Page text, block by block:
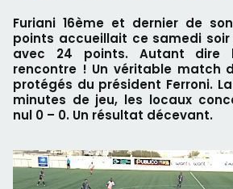
Furiani 16ème et dernier de
points accueillait ce samedi soir
avec 24 points. Autant dire
rencontre ! Un véritable match
protégés du président Ferroni.
minutes de jeu, les locaux
nul 0 – 0. Un résultat décevant.